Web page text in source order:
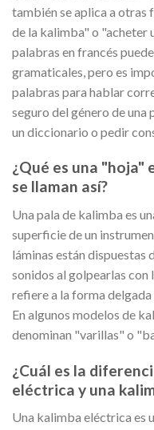
también se aplica a otras
de la kalimba" o "acheter
palabras en francés
gramaticales, pero es
palabras para hablar
seguro del género de una
un diccionario o pedir
¿Qué es una "hoja"
se llaman así?
Una pala de kalimba es
superficie de un
láminas están dispuestas
sonidos al golpearlas con
refiere a la forma
En algunos modelos de
denominan "varillas" o
¿Cuál es la
eléctrica y una
Una kalimba eléctrica es